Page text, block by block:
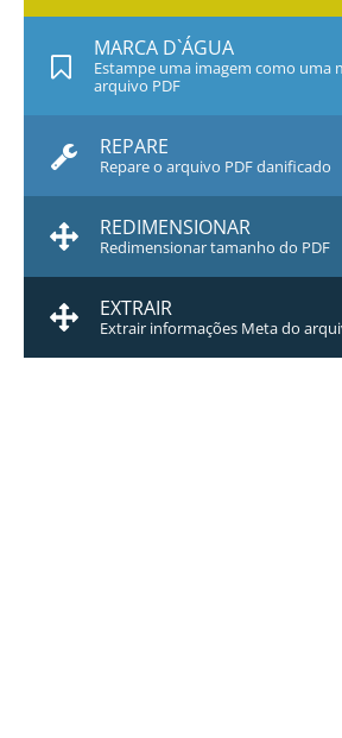
MARCA D`ÁGUA
Estampe uma imagem como uma
arquivo PDF
REPARE
Repare o arquivo PDF danificado
REDIMENSIONAR
Redimensionar tamanho do PDF
EXTRAIR
Extrair informações Meta do